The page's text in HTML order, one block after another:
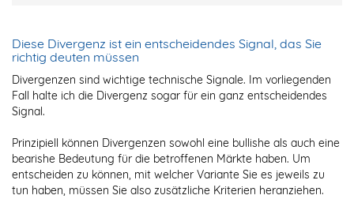
Diese Divergenz ist ein entscheidendes Signal, das Sie
richtig deuten müssen
Divergenzen sind wichtige technische Signale. Im vorliegenden
Fall halte ich die Divergenz sogar für ein ganz entscheidendes
Signal.
Prinzipiell können Divergenzen sowohl eine bullishe als auch eine
bearishe Bedeutung für die betroffenen Märkte haben. Um
entscheiden zu können, mit welcher Variante Sie es jeweils zu
tun haben, müssen Sie also zusätzliche Kriterien heranziehen.